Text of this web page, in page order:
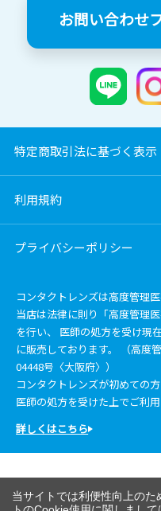
お問い合わせ
特定商取引法に基づく表示
利用規約
プライバシーポリシー
コンタクトレンズは高度管理医
当店は法律に則り「高度管理
を行い、 医師の処方を受け現
に販売しております。 （高度
04448号〈大阪府〉）
コンタクトレンズが初めての
医師の処方を受けた上でご利用
詳しくはこちら
当サイトでは利便性向上の